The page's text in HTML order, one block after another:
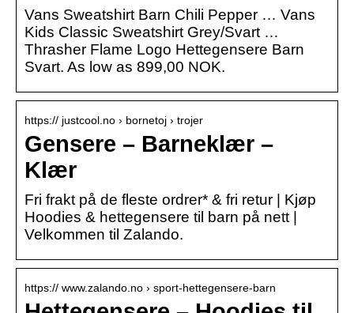
Vans Sweatshirt Barn Chili Pepper … Vans
Kids Classic Sweatshirt Grey/Svart …
Thrasher Flame Logo Hettegensere Barn
Svart. As low as 899,00 NOK.
https:// justcool.no › bornetoj › trojer
Gensere – Barneklær –
Klær
Fri frakt på de fleste ordrer* & fri retur | Kjøp
Hoodies & hettegensere til barn på nett |
Velkommen til Zalando.
https:// www.zalando.no › sport-hettegensere-barn